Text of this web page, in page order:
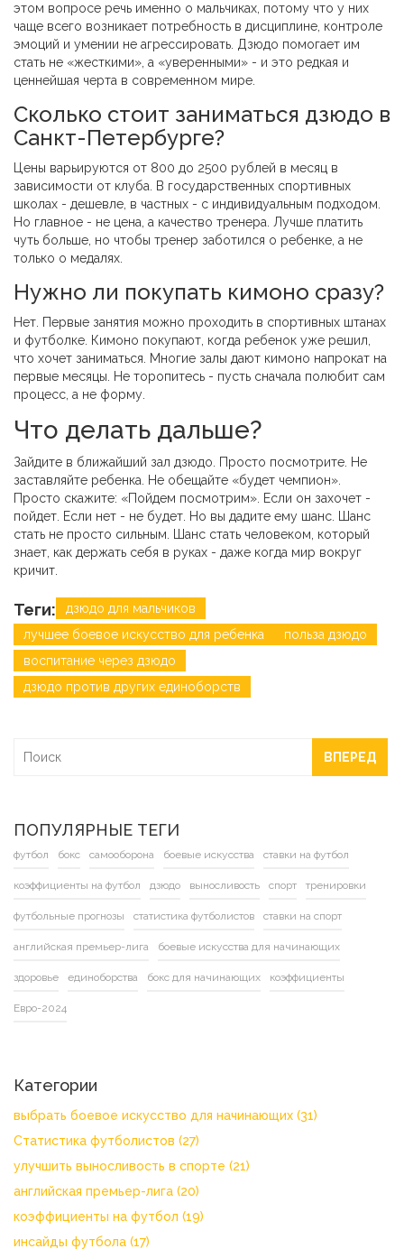
этом вопросе речь именно о мальчиках, потому что у них
чаще всего возникает потребность в дисциплине, контроле
эмоций и умении не агрессировать. Дзюдо помогает им
стать не «жесткими», а «уверенными» - и это редкая и
ценнейшая черта в современном мире.
Сколько стоит заниматься дзюдо в
Санкт-Петербурге?
Цены варьируются от 800 до 2500 рублей в месяц в
зависимости от клуба. В государственных спортивных
школах - дешевле, в частных - с индивидуальным подходом.
Но главное - не цена, а качество тренера. Лучше платить
чуть больше, но чтобы тренер заботился о ребенке, а не
только о медалях.
Нужно ли покупать кимоно сразу?
Нет. Первые занятия можно проходить в спортивных штанах
и футболке. Кимоно покупают, когда ребенок уже решил,
что хочет заниматься. Многие залы дают кимоно напрокат на
первые месяцы. Не торопитесь - пусть сначала полюбит сам
процесс, а не форму.
Что делать дальше?
Зайдите в ближайший зал дзюдо. Просто посмотрите. Не
заставляйте ребенка. Не обещайте «будет чемпион».
Просто скажите: «Пойдем посмотрим». Если он захочет -
пойдет. Если нет - не будет. Но вы дадите ему шанс. Шанс
стать не просто сильным. Шанс стать человеком, который
знает, как держать себя в руках - даже когда мир вокруг
кричит.
Теги:
дзюдо для мальчиков
лучшее боевое искусство для ребенка
польза дзюдо
воспитание через дзюдо
дзюдо против других единоборств
ВПЕРЕД
ПОПУЛЯРНЫЕ ТЕГИ
футбол бокс самооборона боевые искусства ставки на футбол
коэффициенты на футбол дзюдо выносливость спорт тренировки
футбольные прогнозы статистика футболистов ставки на спорт
английская премьер-лига боевые искусства для начинающих
здоровье единоборства бокс для начинающих коэффициенты
Евро-2024
Категории
выбрать боевое искусство для начинающих (31)
Статистика футболистов (27)
улучшить выносливость в спорте (21)
английская премьер-лига (20)
коэффициенты на футбол (19)
инсайды футбола (17)